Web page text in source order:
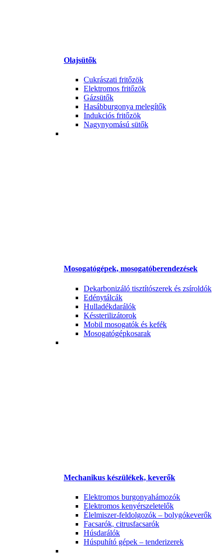
Olajsütők
Cukrászati fritőzök
Elektromos fritőzök
Gázsütők
Hasábburgonya melegítők
Indukciós fritőzök
Nagynyomású sütők
Mosogatógépek, mosogatóberendezések
Dekarbonizáló tisztítószerek és zsíroldók
Edénytálcák
Hulladékdarálók
Késsterilizátorok
Mobil mosogatók és kefék
Mosogatógépkosarak
Mechanikus készülékek, keverők
Elektromos burgonyahámozók
Elektromos kenyérszeletelők
Élelmiszer-feldolgozók – bolygókeverők
Facsarók, citrusfacsarók
Húsdarálók
Húspuhító gépek – tenderizerek